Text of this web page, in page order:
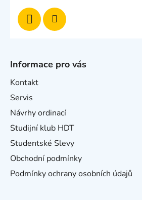
Informace pro vás
Kontakt
Servis
Návrhy ordinací
Studijní klub HDT
Studentské Slevy
Obchodní podmínky
Podmínky ochrany osobních údajů